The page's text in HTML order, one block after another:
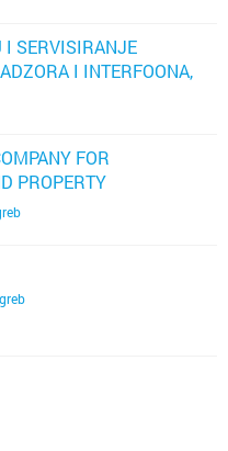
I SERVISIRANJE
I INTERFOONA,
FOR
PROPERTY